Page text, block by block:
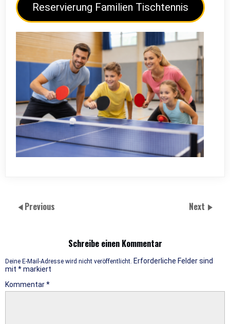
Reservierung Familien Tischtennis
Previous Next
Schreibe einen Kommentar
Deine E-Mail-Adresse wird nicht veröffentlicht. Erforderliche Felder sind
mit *markiert
Kommentar*